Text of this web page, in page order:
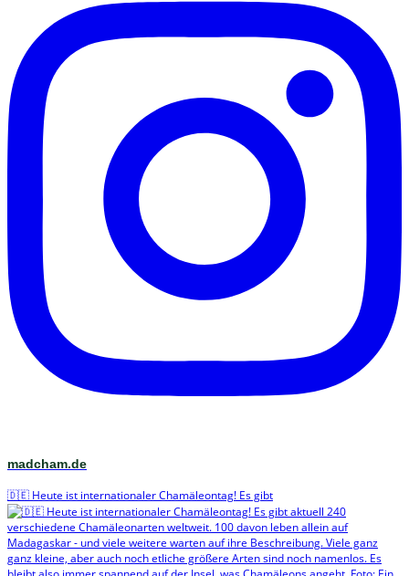
madcham.de
🇩🇪 Heute ist internationaler Chamäleontag! Es gibt